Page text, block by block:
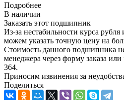
Подробнее
В наличии
Заказать этот подшипник
Из-за нестабильности курса
можем указать точную цену на
Стоимость данного подшипника
менеджера через форму заказа
364.
Приносим извинения за
Поделиться